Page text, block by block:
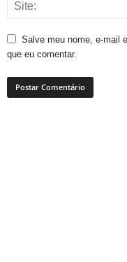
Salve meu nome, e-mail
que eu comentar.